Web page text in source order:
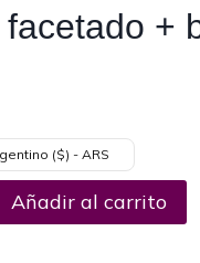
facetado +
($) - ARS
Añadir al carrito